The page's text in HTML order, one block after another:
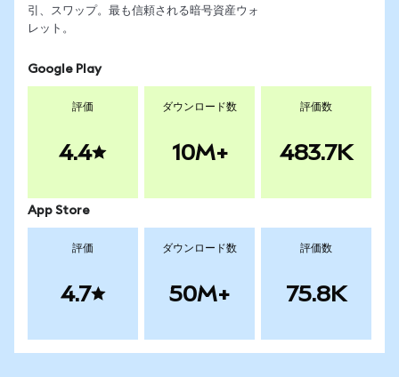
引、スワップ。最も信頼される暗号資産ウォ
レット。
Google Play
評価
4.4
ダウンロード数
10M+
評価数
483.7K
App Store
評価
4.7
ダウンロード数
50M+
評価数
75.8K